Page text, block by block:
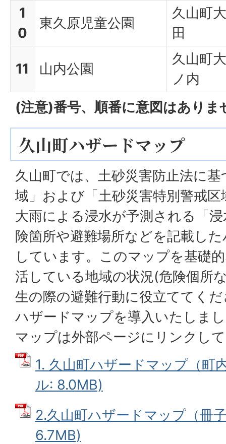
1
0
東久原児童公園
久山町
田
11 山内公園
久山町
ノ内
(注意)番号、順番に意図はありま
久山町ハザードマップ
久山町では、土砂災害防止法に
域」および「土砂災害特別警戒
大雨による浸水が予測される「
険箇所や避難場所などを記載し
しています。このマップを基礎
活している地域の状況(危険個所
生の際の避難行動に役立ててく
ハザードマップを導入いたしま
マップは外部ページにリンクし
1. 久山町ハザードマップ（町
ル: 8.0MB)
2.久山町ハザードマップ（冊
6.7MB)